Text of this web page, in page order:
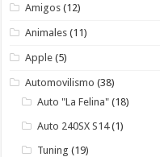
Amigos (12)
Animales (11)
Apple (5)
Automovilismo (38)
Auto "La Felina" (18)
Auto 240SX S14(1)
Tuning (19)